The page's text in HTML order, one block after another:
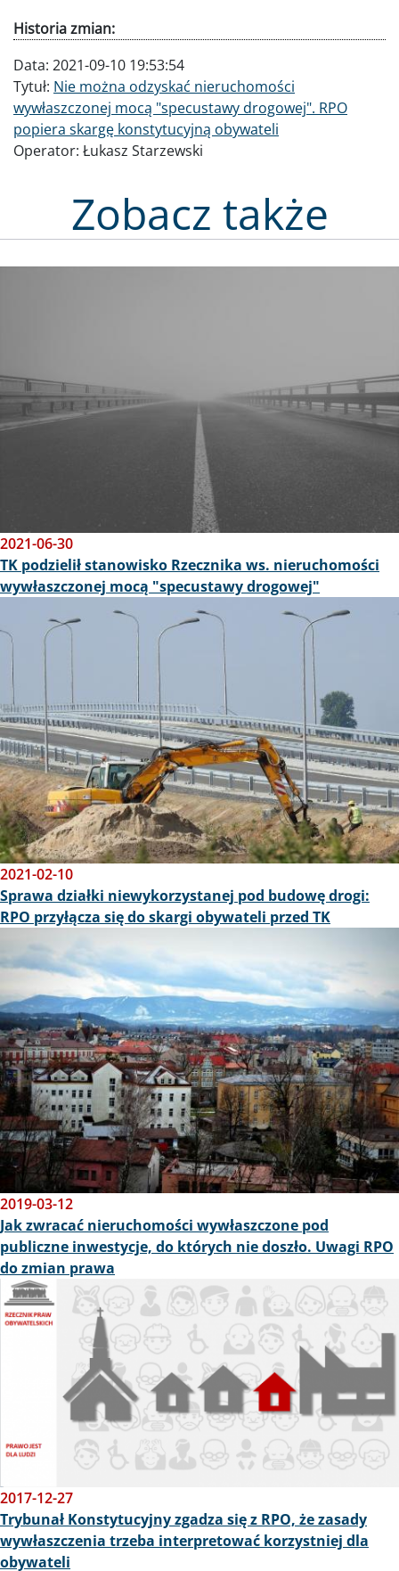
Historia zmian:
Data: 2021-09-10 19:53:54
Tytuł: Nie można odzyskać nieruchomości
wywłaszczonej mocą "specustawy drogowej". RPO
popiera skargę konstytucyjną obywateli
Operator: Łukasz Starzewski
Zobacz także
2021-06-30
TK podzielił stanowisko Rzecznika ws. nieruchomości
wywłaszczonej mocą "specustawy drogowej"
2021-02-10
Sprawa działki niewykorzystanej pod budowę drogi:
RPO przyłącza się do skargi obywateli przed TK
2019-03-12
Jak zwracać nieruchomości wywłaszczone pod
publiczne inwestycje, do których nie doszło. Uwagi RPO
do zmian prawa
Obraz
2017-12-27
Trybunał Konstytucyjny zgadza się z RPO, że zasady
wywłaszczenia trzeba interpretować korzystniej dla
obywateli